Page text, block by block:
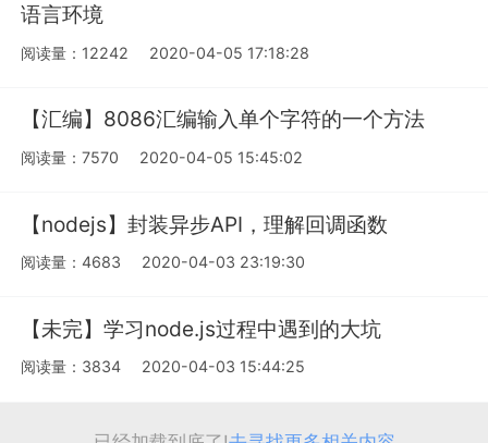
语言环境
阅读量：12242 2020-04-05 17:18:28
【汇编】8086汇编输入单个字符的一个方法
阅读量：7570 2020-04-05 15:45:02
【nodejs】封装异步API，理解回调函数
阅读量：4683 2020-04-03 23:19:30
【未完】学习node.js过程中遇到的大坑
阅读量：3834 2020-04-03 15:44:25